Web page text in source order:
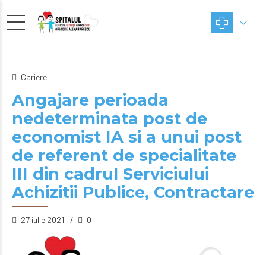
Cariere
Angajare perioada
nedeterminata post de
economist IA si a unui post
de referent de specialitate
III din cadrul Serviciului
Achizitii Publice, Contractare
27 iulie 2021 0